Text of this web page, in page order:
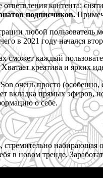
контента:
подписчиков.
любой
в 2021 году начался
сможет каждый
Хватает креатива и ярких
очень просто
вкладка прямых эфиров,
о себе.
стремительно набирающая
в новом тренде.